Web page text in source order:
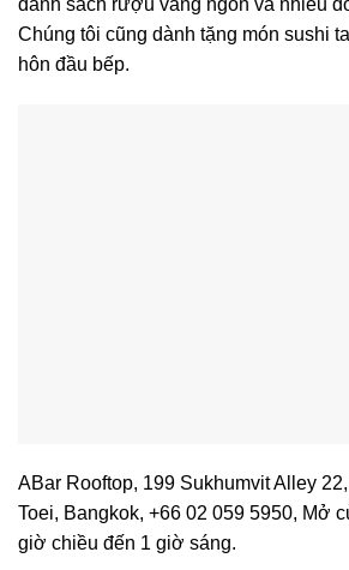
danh sách rượu vang ngon và nhiều
Chúng tôi cũng dành tặng món sushi
hôn đầu bếp.
ABar Rooftop, 199 Sukhumvit Alley
Toei, Bangkok, +66 02 059 5950, Mở
giờ chiều đến 1 giờ sáng.